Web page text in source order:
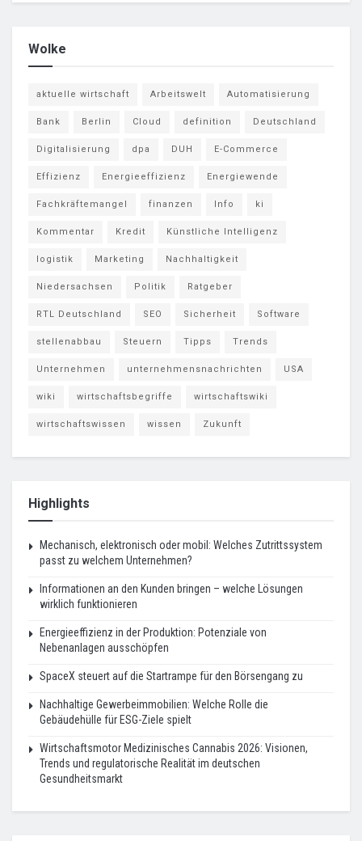
Wolke
aktuelle wirtschaft Arbeitswelt Automatisierung
Bank Berlin Cloud definition Deutschland
Digitalisierung dpa DUH E-Commerce
Effizienz Energieeffizienz Energiewende
Fachkräftemangel finanzen Info ki
Kommentar Kredit Künstliche Intelligenz
logistik Marketing Nachhaltigkeit
Niedersachsen Politik Ratgeber
RTL Deutschland SEO Sicherheit Software
stellenabbau Steuern Tipps Trends
Unternehmen unternehmensnachrichten USA
wiki wirtschaftsbegriffe wirtschaftswiki
wirtschaftswissen wissen Zukunft
Highlights
Mechanisch, elektronisch oder mobil: Welches Zutrittssystem
passt zu welchem Unternehmen?
Informationen an den Kunden bringen – welche Lösungen
wirklich funktionieren
Energieeffizienz in der Produktion: Potenziale von
Nebenanlagen ausschöpfen
SpaceX steuert auf die Startrampe für den Börsengang zu
Nachhaltige Gewerbeimmobilien: Welche Rolle die
Gebäudehülle für ESG-Ziele spielt
Wirtschaftsmotor Medizinisches Cannabis 2026: Visionen,
Trends und regulatorische Realität im deutschen
Gesundheitsmarkt